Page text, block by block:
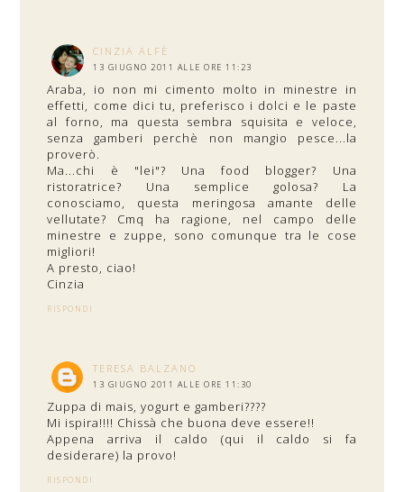
CINZIA ALFÈ
13 GIUGNO 2011 ALLE ORE 11:23
Araba, io non mi cimento molto in minestre in
effetti, come dici tu, preferisco i dolci e le paste
al forno, ma questa sembra squisita e veloce,
senza gamberi perchè non mangio pesce...la
proverò.
Ma...chi è "lei"? Una food blogger? Una
ristoratrice? Una semplice golosa? La
conosciamo, questa meringosa amante delle
vellutate? Cmq ha ragione, nel campo delle
minestre e zuppe, sono comunque tra le cose
migliori!
A presto, ciao!
Cinzia
RISPONDI
TERESA BALZANO
13 GIUGNO 2011 ALLE ORE 11:30
Zuppa di mais, yogurt e gamberi????
Mi ispira!!!! Chissà che buona deve essere!!
Appena arriva il caldo (qui il caldo si fa
desiderare) la provo!
RISPONDI